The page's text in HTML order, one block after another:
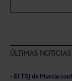
ÚLTIMAS
- El TSJ de Murcia